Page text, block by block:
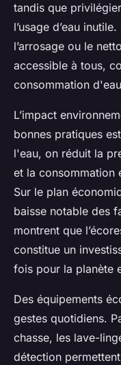
tandis que
l’usage d’eau
l’arrosage ou le
accessible à tous,
consommation
L’impact
bonnes pratiques
l'eau, on réduit la
et la consommation
Sur le plan
baisse notable des
montrent que
constitue un
fois pour la planète
Des équipements
gestes quotidiens.
chasse, les lave-
détection